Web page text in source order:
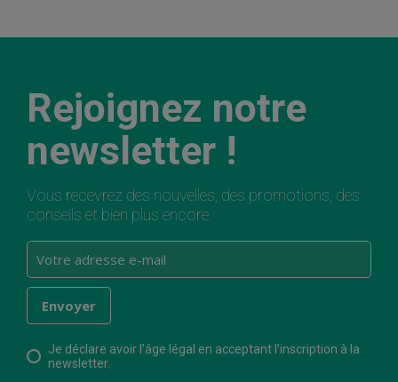
Rejoignez notre
newsletter !
Vous recevrez des nouvelles, des promotions, des
conseils et bien plus encore.
Je déclare avoir l’âge légal en acceptant l’inscription à la
newsletter.